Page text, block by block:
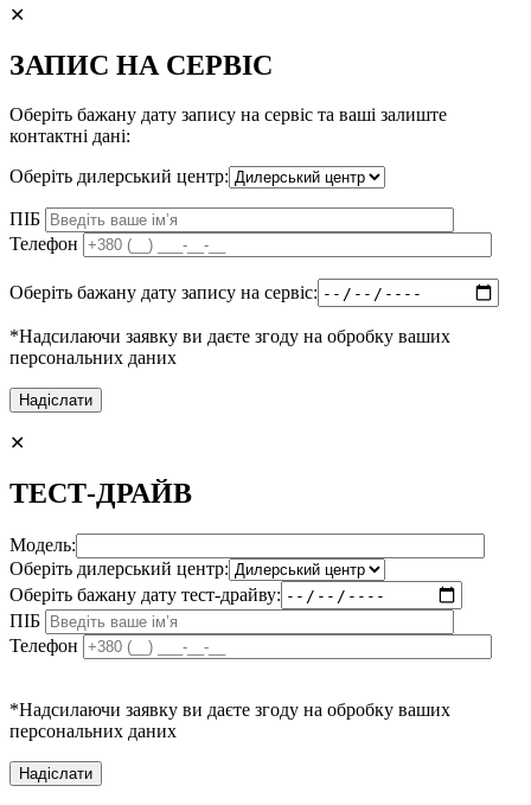
✕
ЗАПИС НА СЕРВІС
Оберіть бажану дату запису на сервіс та ваші залиште
контактні дані:
Оберіть дилерський центр:
ПІБ
Телефон
Оберіть бажану дату запису на сервіс:
*Надсилаючи заявку ви даєте згоду на обробку ваших
персональних даних
✕
ТЕСТ-ДРАЙВ
Модель:
Оберіть дилерський центр:
Оберіть бажану дату тест-драйву:
ПІБ
Телефон
*Надсилаючи заявку ви даєте згоду на обробку ваших
персональних даних